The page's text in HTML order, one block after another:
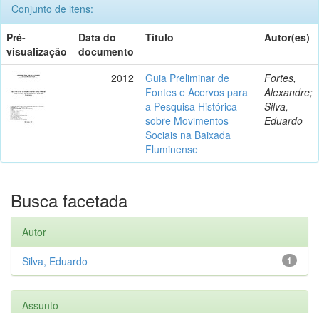
Conjunto de itens:
Pré-
visualização
Data do
documento
Título Autor(es)
2012
Guia Preliminar de
Fontes e Acervos para
a Pesquisa Histórica
sobre Movimentos
Sociais na Baixada
Fluminense
Fortes,
Alexandre;
Silva,
Eduardo
Busca facetada
Autor
1
Silva, Eduardo
Assunto